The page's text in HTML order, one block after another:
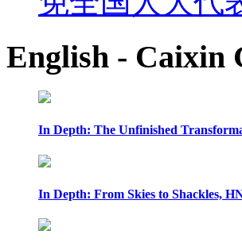
English - Caixin
In Depth: The Unfinished
In Depth: From Skies to Shackles,